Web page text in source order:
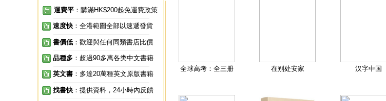
運費平 ：購滿HK$200起免運費政策
速度快 ：全港範圍全部以速遞發貨
書價低 ：歡迎與任何同類書店比價
品種多 ：超過90多萬各类中文書籍
英文書 ：多達20萬種英文原版書籍
找書快 ：提供資料，24小時內反饋
全球高考：全三册 在别处安家 汉字中国